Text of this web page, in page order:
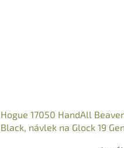
Hogue 17050 HandAll
Black, návlek na Glock 19